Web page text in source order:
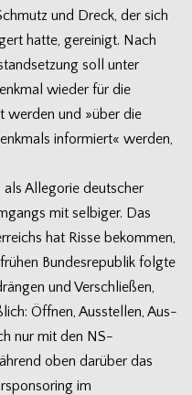
und Dreck, der sich
hatte, gerei­nigt. Nach
soll unter
wie­der für die
wer­den und »über die
infor­miert« wer­den,
als Alle­go­rie deut­scher
mit sel­bi­ger. Das
hat Risse bekom­men,
Bun­des­re­pu­blik folgte
und Ver­schlie­ßen,
Öff­nen, Aus­stel­len, Aus­
nur mit den NS-
oben dar­über das
im